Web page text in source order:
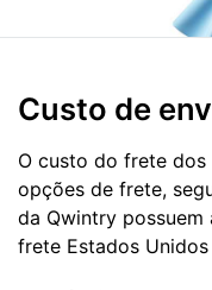
Custo de
O custo do frete dos
opções de frete,
da Qwintry
frete Estados